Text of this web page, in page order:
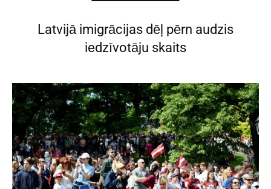
Latvijā imigrācijas dēļ pērn audzis
iedzīvotāju skaits